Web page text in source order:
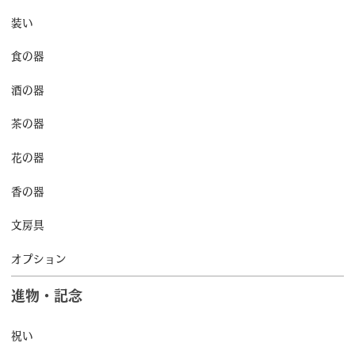
装い
食の器
酒の器
茶の器
花の器
香の器
文房具
オプション
進物・記念
祝い